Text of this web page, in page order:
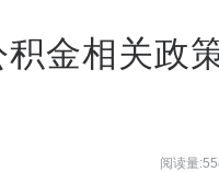
金相关政
阅读量